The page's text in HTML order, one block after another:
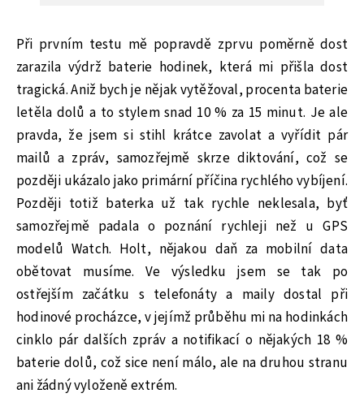
Při prvním testu mě popravdě zprvu poměrně dost
zarazila výdrž baterie hodinek, která mi přišla dost
tragická. Aniž bych je nějak vytěžoval, procenta baterie
letěla dolů a to stylem snad 10 % za 15 minut. Je ale
pravda, že jsem si stihl krátce zavolat a vyřídit pár
mailů a zpráv, samozřejmě skrze diktování, což se
později ukázalo jako primární příčina rychlého vybíjení.
Později totiž baterka už tak rychle neklesala, byť
samozřejmě padala o poznání rychleji než u GPS
modelů Watch. Holt, nějakou daň za mobilní data
obětovat musíme. Ve výsledku jsem se tak po
ostřejším začátku s telefonáty a maily dostal při
hodinové procházce, v jejímž průběhu mi na hodinkách
cinklo pár dalších zpráv a notifikací o nějakých 18 %
baterie dolů, což sice není málo, ale na druhou stranu
ani žádný vyloženě extrém.